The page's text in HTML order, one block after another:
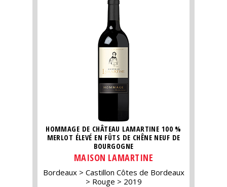
HOMMAGE DE CHÂTEAU LAMARTINE 100 %
MERLOT ÉLEVÉ EN FÛTS DE CHÊNE NEUF DE
BOURGOGNE
MAISON LAMARTINE
Bordeaux
Castillon Côtes de Bordeaux
Rouge
2019